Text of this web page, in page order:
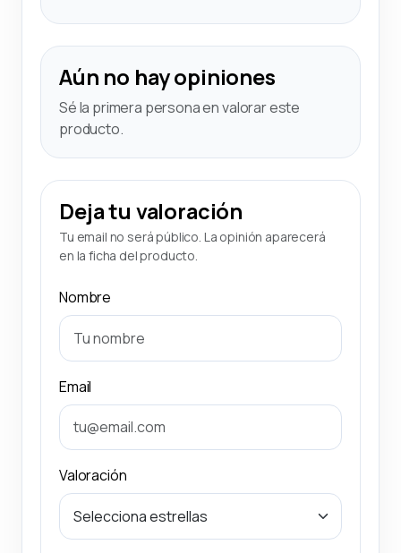
Aún no hay opiniones
Sé la primera persona en valorar este
producto.
Deja tu valoración
Tu email no será público. La opinión aparecerá
en la ficha del producto.
Nombre
Email
Valoración